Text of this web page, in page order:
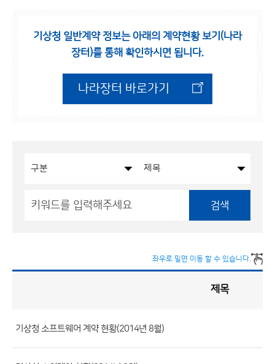
기상청 일반계약 정보는 아래의 계약현황 보기(나라
장터)를 통해 확인하시면 됩니다.
나라장터 바로가기
검색
좌우로 밀면 이동 할 수 있습니다.
현
황
게
시
제목
기상청 소프트웨어 계약 현황(2014년 8월)